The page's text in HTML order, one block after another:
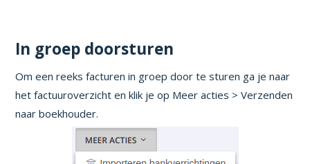
In groep doorsturen
Om een reeks facturen in groep door te sturen ga je naar
het factuuroverzicht en klik je op Meer acties > Verzenden
naar boekhouder.